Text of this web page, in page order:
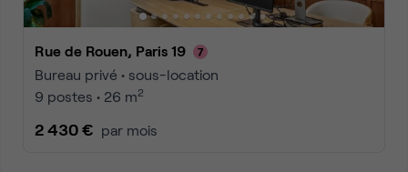
Rue de Rouen, Paris 19
Bureau privé • sous-location
9 postes • 26 m2
2 430 € par mois